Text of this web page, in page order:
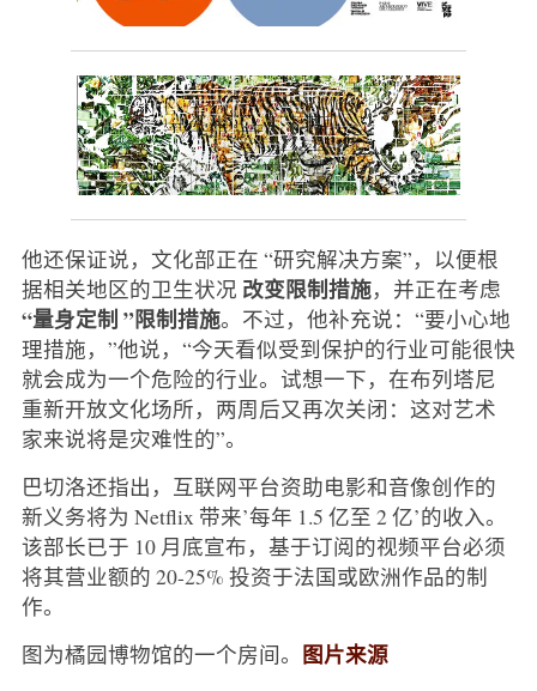
他还保证说，文化部正在 “研究解决方案”，以便根
据相关地区的卫生状况 改变限制措施，并正在考虑
“量身定制 ”限制措施。不过，他补充说：“要小心地
理措施，”他说，“今天看似受到保护的行业可能很快
就会成为一个危险的行业。试想一下，在布列塔尼
重新开放文化场所，两周后又再次关闭：这对艺术
家来说将是灾难性的”。
巴切洛还指出，互联网平台资助电影和音像创作的
新义务将为 Netflix 带来’每年 1.5 亿至 2 亿’的收入。
该部长已于 10 月底宣布，基于订阅的视频平台必须
将其营业额的 20-25% 投资于法国或欧洲作品的制
作。
图为橘园博物馆的一个房间。 图片来源